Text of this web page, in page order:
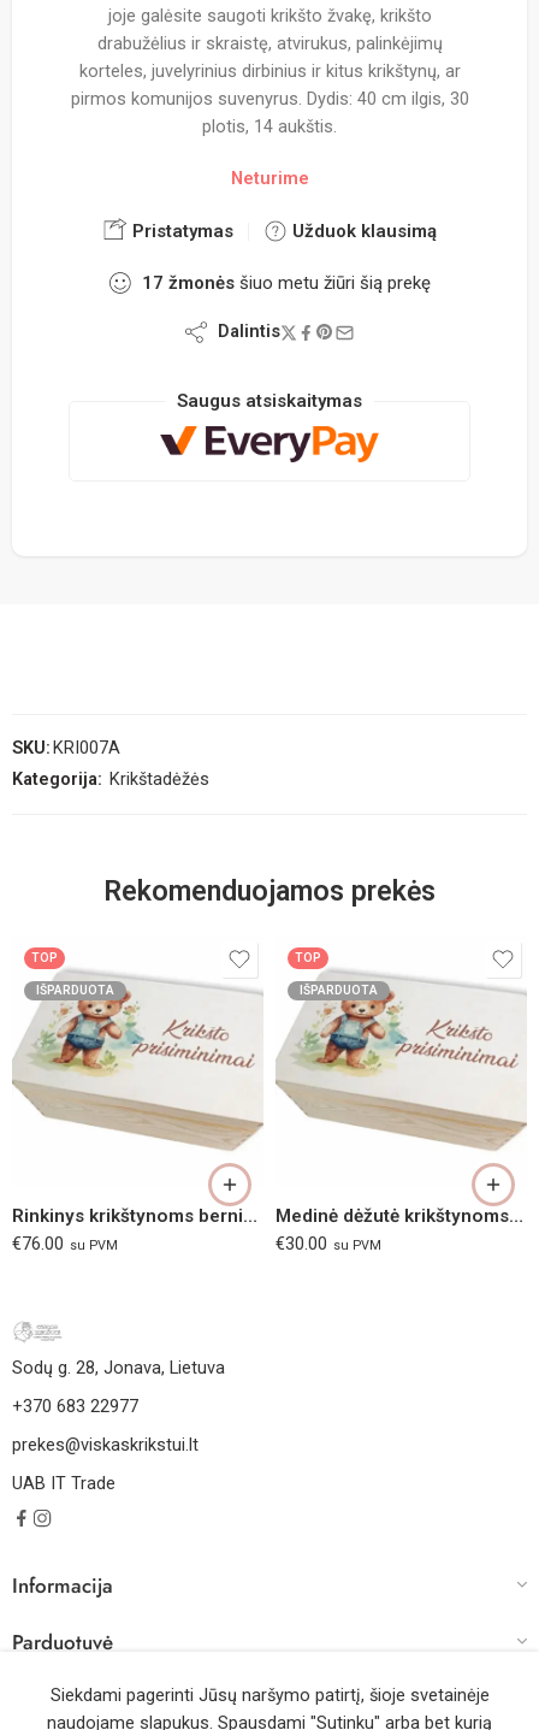
joje galėsite saugoti krikšto žvakę, krikšto
drabužėlius ir skraistę, atvirukus, palinkėjimų
korteles, juvelyrinius dirbinius ir kitus krikštynų, ar
pirmos komunijos suvenyrus. Dydis: 40 cm ilgis, 30
plotis, 14 aukštis.
Neturime
Pristatymas Užduok klausimą
17 žmonės šiuo metu žiūri šią prekę
Dalintis
Saugus atsiskaitymas
SKU:KRI007A
Kategorija: Krikštadėžės
Rekomenduojamos prekės
TOP
IŠPARDUOTA
Rinkinys krikštynoms berniukui
€76.00 su PVM
TOP
IŠPARDUOTA
Medinė dėžutė krikštynoms berniukui
€30.00 su PVM
Sodų g. 28, Jonava, Lietuva
+370 683 22977
prekes@viskaskrikstui.lt
UAB IT Trade
Informacija
Parduotuvė
Darbo laikas
Siekdami pagerinti Jūsų naršymo patirtį, šioje svetainėje
naudojame slapukus. Spausdami "Sutinku" arba bet kurią